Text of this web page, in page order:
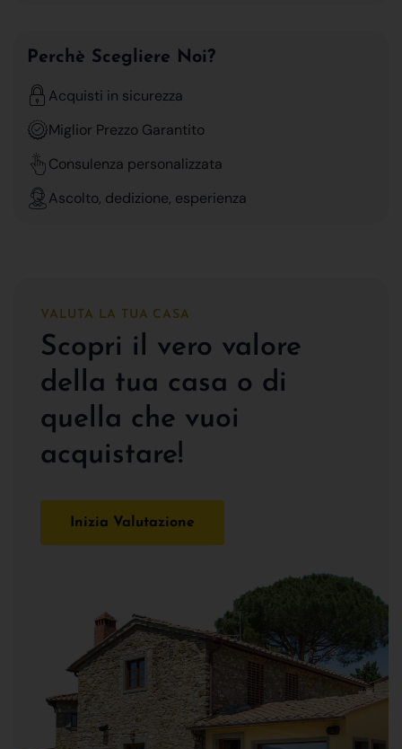
Perchè Scegliere Noi?
Acquisti in sicurezza
Miglior Prezzo Garantito
Consulenza personalizzata
Ascolto, dedizione, esperienza
VALUTA LA TUA CASA
Scopri il vero valore
della tua casa o di
quella che vuoi
acquistare!
Inizia Valutazione